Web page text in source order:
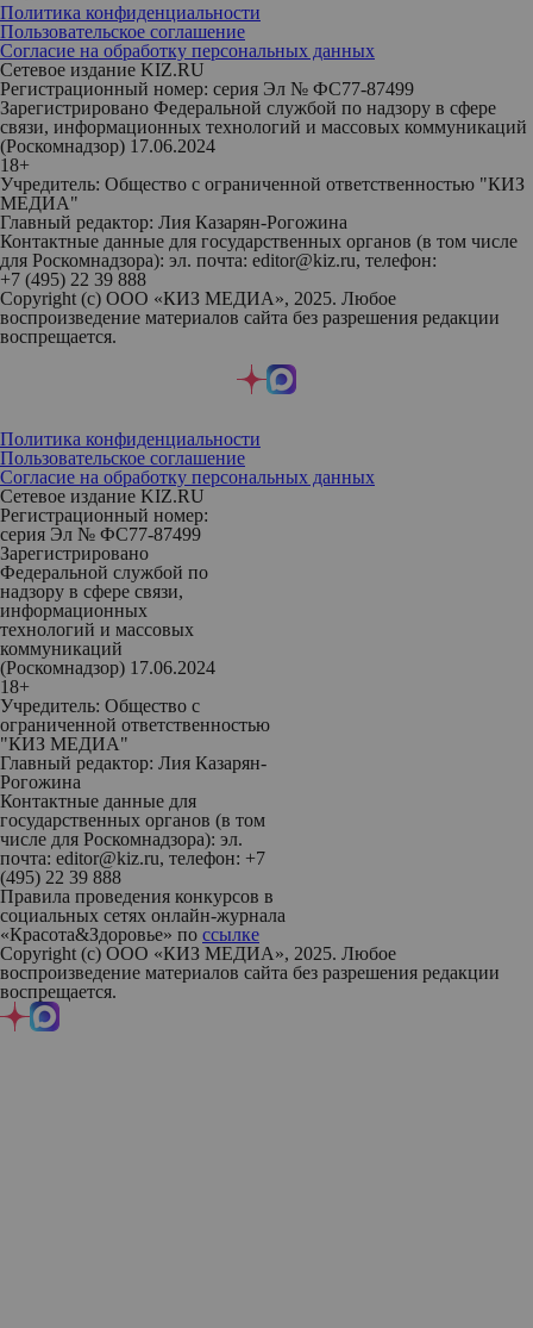
Политика конфиденциальности
Пользовательское соглашение
Согласие на обработку персональных данных
Сетевое издание KIZ.RU
Регистрационный номер: серия Эл № ФС77-87499
Зарегистрировано Федеральной службой по надзору в сфере
связи, информационных технологий и массовых коммуникаций
(Роскомнадзор) 17.06.2024
18+
Учредитель: Общество с ограниченной ответственностью "КИЗ
МЕДИА"
Главный редактор: Лия Казарян-Рогожина
Контактные данные для государственных органов (в том числе
для Роскомнадзора): эл. почта: editor@kiz.ru, телефон:
+7 (495) 22 39 888
Copyright (с) ООО «КИЗ МЕДИА», 2025. Любое
воспроизведение материалов сайта без разрешения редакции
воспрещается.
Политика конфиденциальности
Пользовательское соглашение
Согласие на обработку персональных данных
Сетевое издание KIZ.RU
Регистрационный номер:
серия Эл № ФС77-87499
Зарегистрировано
Федеральной службой по
надзору в сфере связи,
информационных
технологий и массовых
коммуникаций
(Роскомнадзор) 17.06.2024
18+
Учредитель: Общество с
ограниченной ответственностью
"КИЗ МЕДИА"
Главный редактор: Лия Казарян-
Рогожина
Контактные данные для
государственных органов (в том
числе для Роскомнадзора): эл.
почта: editor@kiz.ru, телефон: +7
(495) 22 39 888
Правила проведения конкурсов в
социальных сетях онлайн-журнала
«Красота&Здоровье» по ссылке
Copyright (с) ООО «КИЗ МЕДИА», 2025. Любое
воспроизведение материалов сайта без разрешения редакции
воспрещается.